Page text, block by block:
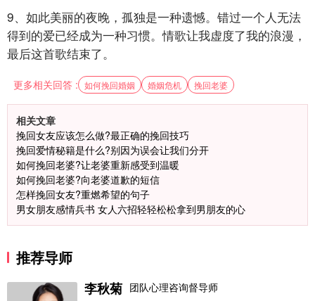
9、如此美丽的夜晚，孤独是一种遗憾。错过一个人无法
得到的爱已经成为一种习惯。情歌让我虚度了我的浪漫，
最后这首歌结束了。
更多相关回答 : 如何挽回婚姻 婚姻危机 挽回老婆
相关文章
挽回女友应该怎么做?最正确的挽回技巧
挽回爱情秘籍是什么?别因为误会让我们分开
如何挽回老婆?让老婆重新感受到温暖
如何挽回老婆?向老婆道歉的短信
怎样挽回女友?重燃希望的句子
男女朋友感情兵书 女人六招轻轻松松拿到男朋友的心
推荐导师
李秋菊 团队心理咨询督导师